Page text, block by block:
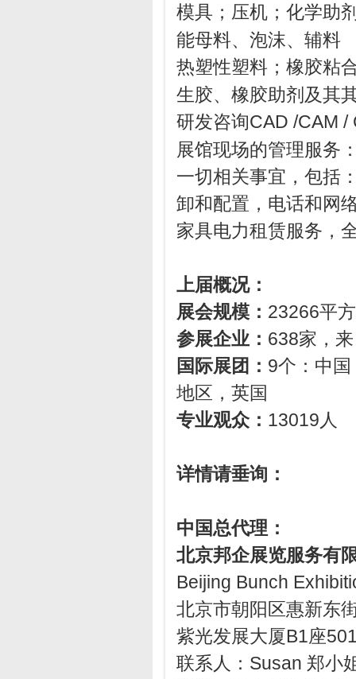
模具；压机；化学助
能母料、泡沫、辅料
热塑性塑料；橡胶粘
生胶、橡胶助剂及其
研发咨询CAD /CAM /
展馆现场的管理服务
一切相关事宜，包括
卸和配置，电话和网
家具电力租赁服务，
上届概况：
展会规模： 23266平
参展企业： 638家，
国际展团： 9个：中
地区，英国
专业观众： 13019人
详情请垂询：
中国总代理 ：
北京邦企展览服务有
Beijing Bunch
北京市朝阳区惠新东
紫光发展大厦B1座
联系人：Susan 郑小